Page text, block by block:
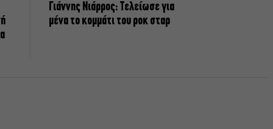
Γιάννης Νιάρρος: Τελείωσε για
μένα το κομμάτι του ροκ σταρ